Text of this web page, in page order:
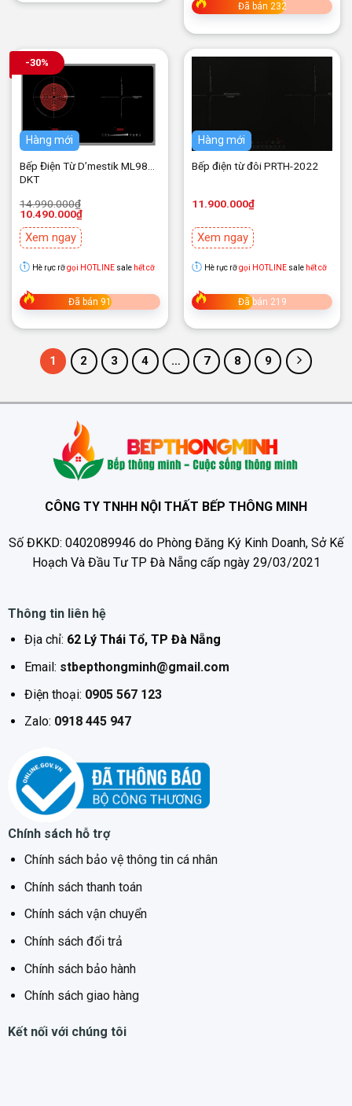
Đã bán 232
-30%
Hàng mới
Bếp Điện Từ D’mestik ML986
DKT
14.990.000₫
Giá
gốc
14.990.000₫.
10.490.000₫
Giá
hiện
là:
10.490.000₫.
Xem ngay
Hè rực rỡgọi HOTLINEsale hết cỡ
Đã bán 91
Hàng mới
Bếp điện từ đôi PRTH-2022
11.900.000₫
Xem ngay
Hè rực rỡgọi HOTLINEsale hết cỡ
Đã bán 219
1 2 3 4 … 7 8 9
CÔNG TY TNHH NỘI THẤT BẾP THÔNG MINH
Số ĐKKD: 0402089946 do Phòng Đăng Ký Kinh Doanh, Sở Kế
Hoạch Và Đầu Tư TP Đà Nẵng cấp ngày 29/03/2021
Thông tin liên hệ
Địa chỉ: 62 Lý Thái Tổ, TP Đà Nẵng
Email: stbepthongminh@gmail.com
Điện thoại: 0905 567 123
Zalo: 0918 445 947
Chính sách hỗ trợ
Chính sách bảo vệ thông tin cá nhân
Chính sách thanh toán
Chính sách vận chuyển
Chính sách đổi trả
Chính sách bảo hành
Chính sách giao hàng
Kết nối với chúng tôi